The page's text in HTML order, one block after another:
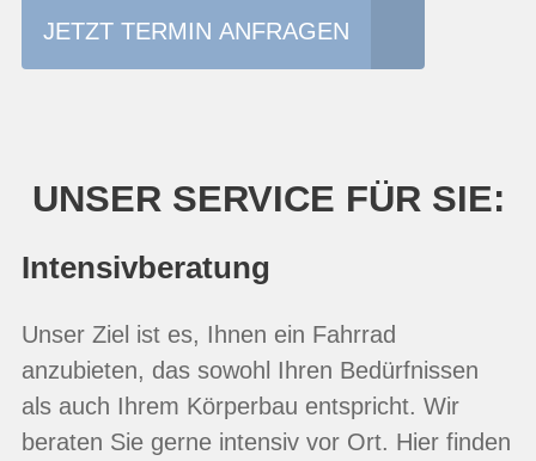
JETZT TERMIN ANFRAGEN
UNSER SERVICE FÜR SIE:
Intensivberatung
Unser Ziel ist es, Ihnen ein Fahrrad
anzubieten, das sowohl Ihren Bedürfnissen
als auch Ihrem Körperbau entspricht. Wir
beraten Sie gerne intensiv vor Ort. Hier finden